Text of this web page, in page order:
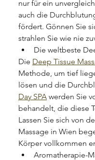
nur für ein
auch die
fördert. Gönnen Sie
strahlen Sie wie nie
Die weltbeste
Die Deep Tissue
Methode, um tief
lösen und die
Day SPA werden Sie
behandelt, die diese
Lassen Sie sich von
Massage in Wien
Körper vollkommen
Aromatherapie-